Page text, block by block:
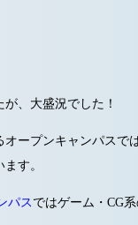
、大盛況でした！
オープンキャンパス
す。
パスではゲーム・CG